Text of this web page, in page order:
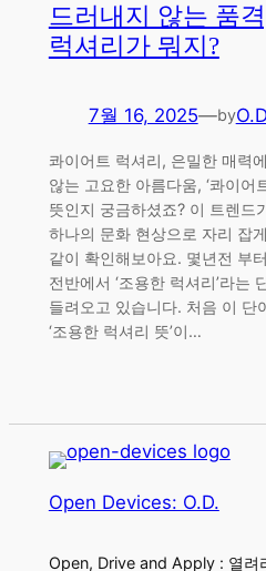
드러내지 않는 품
럭셔리가 뭐지?
7월 16, 2025—by
콰이어트 럭셔리, 은밀한 매력
않는 고요한 아름다움, ‘콰이어
뜻인지 궁금하셨죠? 이 트렌드
하나의 문화 현상으로 자리 잡
같이 확인해보아요. 몇년전 부
전반에서 ‘조용한 럭셔리’라는
들려오고 있습니다. 처음 이 단
‘조용한 럭셔리 뜻’이…
Open Devices: O.D.
Open, Drive and Apply : 열려